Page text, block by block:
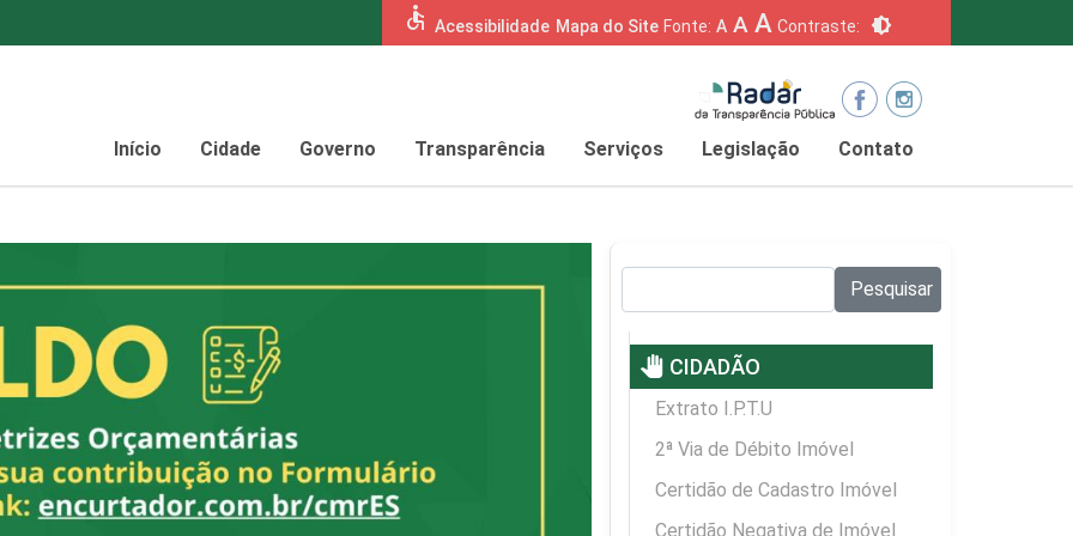
accessible Acessibilidade Mapa do Site Fonte: A A A Contraste: brightness_6
Início Cidade Governo Transparência Serviços Legislação Contato
Pesquisar
pan_tool CIDADÃO
Extrato I.P.T.U
2ª Via de Débito Imóvel
Certidão de Cadastro Imóvel
Certidão Negativa de Imóvel